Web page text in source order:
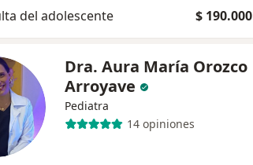
del adolescente $ 190.000
Dra. Aura María Orozco
Arroyave
Pediatra
14 opiniones